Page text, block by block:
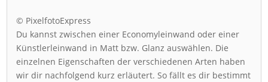
© PixelfotoExpress
Du kannst zwischen einer Economyleinwand oder einer
Künstlerleinwand in Matt bzw. Glanz auswählen. Die
einzelnen Eigenschaften der verschiedenen Arten haben
wir dir nachfolgend kurz erläutert. So fällt es dir bestimmt